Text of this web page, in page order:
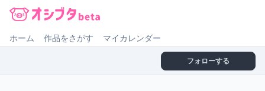
ホーム 作品をさがす マイカレンダー
フォローする